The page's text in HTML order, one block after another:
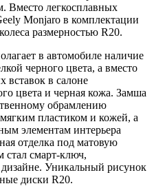
Вместо легкосплавных
Monjaro в комплектации
размерностью R20.
в автомобиле наличие
черного цвета, а вместо
в салоне
цвета и черная кожа. Замша
обрамлению
пластиком и кожей, а
элементам интерьера
отделка под матовую
смарт-ключ,
Уникальный рисунок
диски R20.